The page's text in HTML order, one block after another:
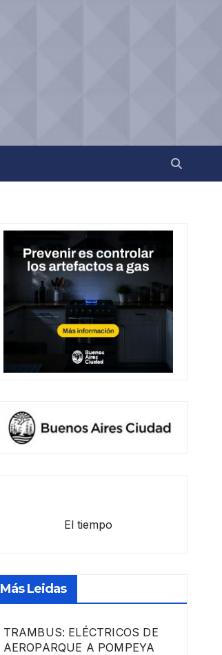
El tiempo
Más Leidas
TRAMBUS: ELÉCTRICOS DE
AEROPARQUE A POMPEYA